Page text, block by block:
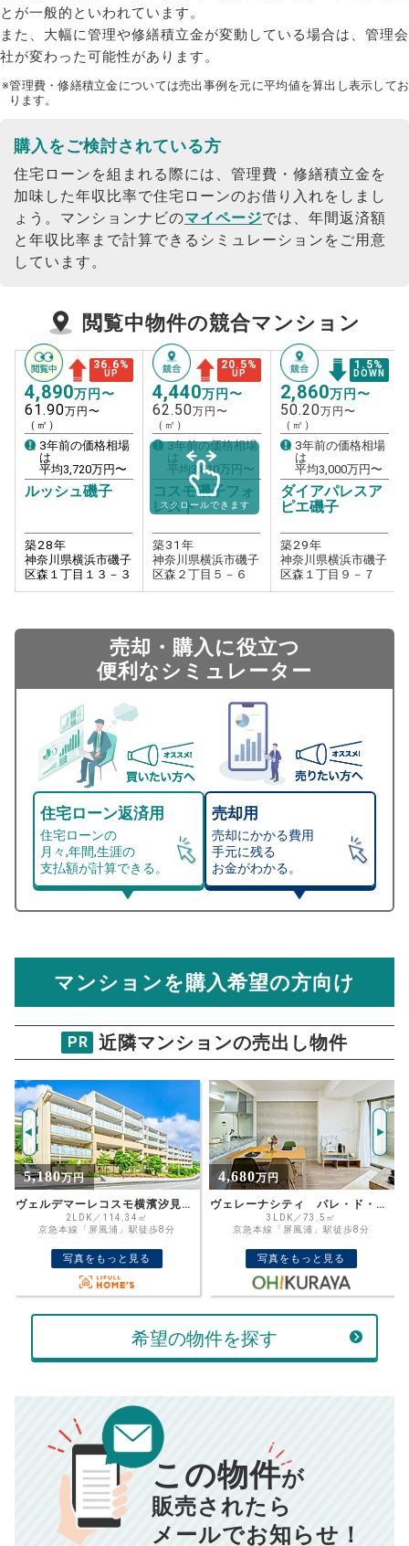
とが一般的といわれています。
また、大幅に管理や修繕積立金が変動している場合は、管理会
社が変わった可能性があります。
※管理費・修繕積立金については売出事例を元に平均値を算出し表示してお
ります。
購入をご検討されている方
住宅ローンを組まれる際には、管理費・修繕積立金を
加味した年収比率で住宅ローンのお借り入れをしまし
ょう。 マンションナビのマイページでは、年間返済額
と年収比率まで計算できるシミュレーションをご用意
しています。
閲覧中物件の競合マンション
36.6%
UP
4,890万円〜
61.90万円〜
（㎡）
3年前の価格相場
は
平均3,720万円〜
ルッシュ磯子
築28年
神奈川県横浜市磯子
区森１丁目１３－３
20.5%
UP
4,440万円〜
62.50万円〜
（㎡）
3年前の価格相場
は
平均3,810万円〜
コスモ磯子フォ
レスト
築31 年
神奈川県横浜市磯子
区森２丁目５－６
1.5%
DOWN
2,860万円〜
50.20万円〜
（㎡）
3年前の価格相場
は
平均3,000万円〜
ダイアパレスア
ピエ磯子
築29年
神奈川県横浜市磯子
区森１丁目９－７
スクロールできます
売却・購入に役立つ
便利なシミュレーター
住宅ローン返済用
住宅ローンの
月々,年間,生涯の
支払額が計算できる。
売却用
売却にかかる費用
手元に残る
お金がわかる。
総支払額シミュレーション
計算できます。
物件価格
万円
ご希望の
返済期間
年
住宅ローン
金利
%
ボーナス
返済金額
万円
万円
返済シミュレーション計算結果
毎月の支払額 834
年間の支払額 10,005 円
マンション売却シミュレーター
から売却にかかる諸経費が自動で算出され、手元に残る
金額がわかります。
ルッシュ磯子
試算条件 79㎡・7階
推定売却価格：4831万円
資金計画のために査定額や希望売却価
格を入力して活用するのもおすすめ◎
売却価格
万円
計算する
00万円
■仲介手数料／ 00万円
■売買契約書印紙／ 0
■抵当権抹消費用／0万円
※購入価格よりも売却価格が高い場合、譲渡所得税が発生する
マンションを購入希望の方向け
PR 近隣マンションの売出し物件
4,680万円
ヴェレーナシティ パレ・ド・シエル カルティエ２
3LDK／73.5㎡
京急本線「屏風浦」駅徒歩8分
写真をもっと見る
4,180万円
プレシス横濱新杉田
2LDK／60.27㎡
JR京浜東北・根岸線「新杉田」駅徒歩6
写真をもっと見る
希望の物件を探す
この物件が
販売されたら
メールでお知らせ！